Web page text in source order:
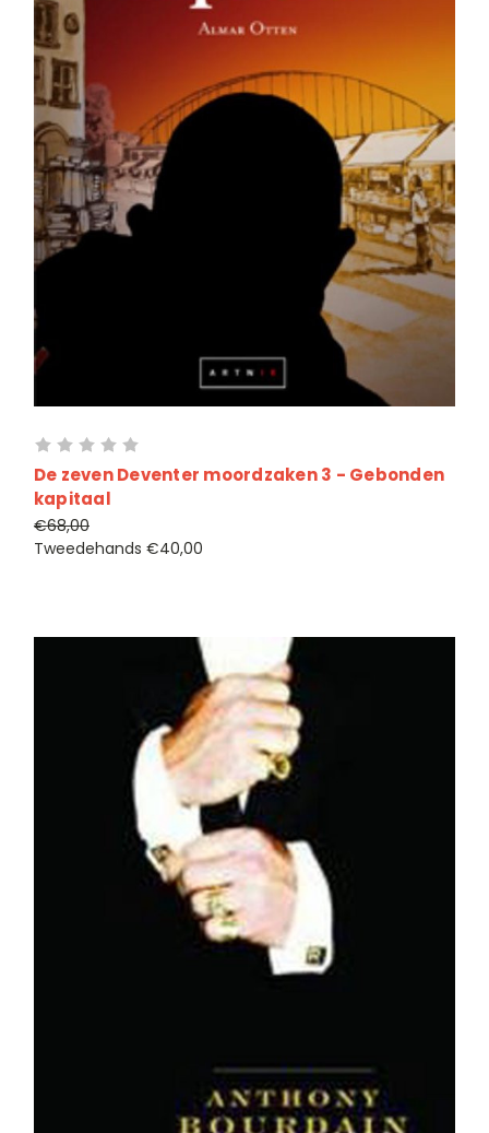
De zeven Deventer moordzaken 3 - Gebonden
kapitaal
€68,00
Tweedehands €40,00